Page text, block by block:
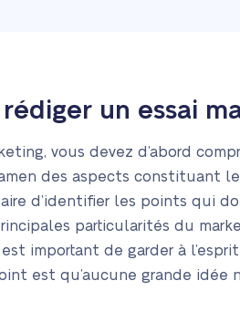
un essai
vous devez d’abord
des aspects constituant
d’identifier les points qui
particularités du
important de garder à
est qu’aucune grande idée